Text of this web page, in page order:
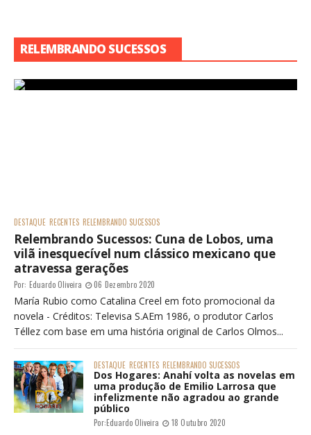
RELEMBRANDO SUCESSOS
DESTAQUE RECENTES RELEMBRANDO SUCESSOS
Relembrando Sucessos: Cuna de Lobos, uma
vilã inesquecível num clássico mexicano que
atravessa gerações
Por: Eduardo Oliveira 06 Dezembro 2020
María Rubio como Catalina Creel em foto promocional da
novela - Créditos: Televisa S.AEm 1986, o produtor Carlos
Téllez com base em uma história original de Carlos Olmos...
DESTAQUE RECENTES RELEMBRANDO SUCESSOS
Dos Hogares: Anahí volta as novelas em
uma produção de Emilio Larrosa que
infelizmente não agradou ao grande
público
Por:Eduardo Oliveira 18 Outubro 2020